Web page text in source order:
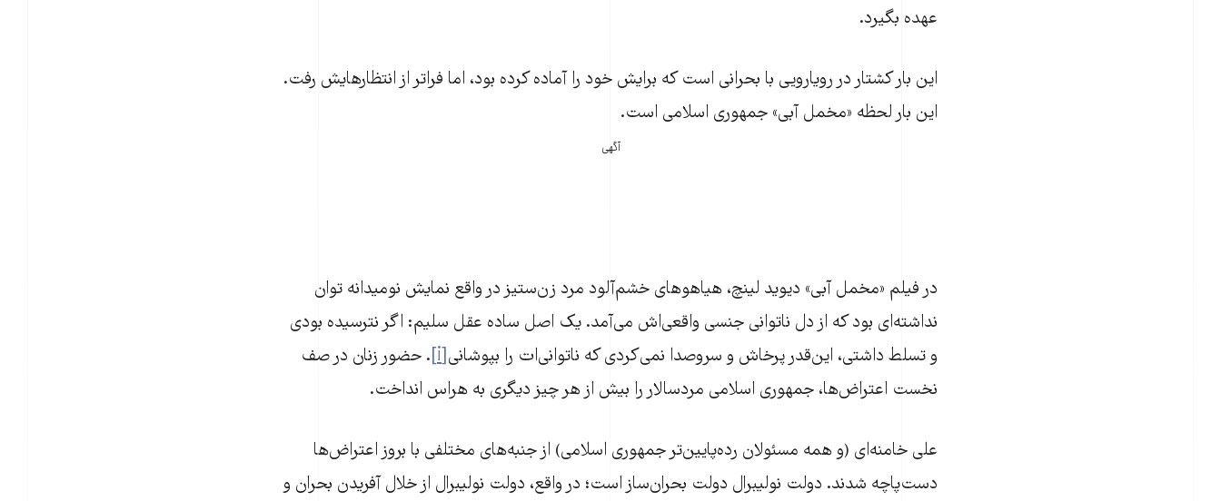
عهده بگیرد.
این بار کشتار در رویارویی با بحرانی است که برایش خود را آماده کرده بود، اما فراتر از انتظارهایش رفت.
این بار لحظه «مخمل آبی» جمهوری اسلامی است.
آگهی
در فیلم «مخمل آبی» دیوید لینچ،‌ هیاهوهای خشم‌آلود مرد زن‌ستیز در واقع نمایش نومیدانه توان‌
نداشته‌ای بود که از دل ناتوانی جنسی واقعی‌اش می‌آمد. یک اصل ساده عقل سلیم: اگر نترسیده بودی
و تسلط داشتی، این‌قدر پرخاش و سروصدا نمی‌کردی که ناتوانی‌ات را بپوشانی[i] . حضور زنان در صف
نخست اعتراض‌ها،‌ جمهوری اسلامی مردسالار را بیش از هر چیز دیگری به هراس انداخت.
علی خامنه‌ای (و همه مسئولان رده‌پایین‌تر جمهوری اسلامی) از جنبه‌های مختلفی با بروز اعتراض‌ها
دست‌پاچه شدند. دولت نولیبرال دولت بحران‌ساز است؛ در واقع، دولت نولیبرال از خلال آفریدن بحران و